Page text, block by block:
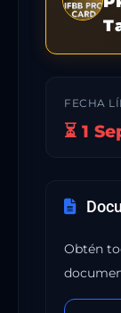
FECHA
⏳ 1
Obtén